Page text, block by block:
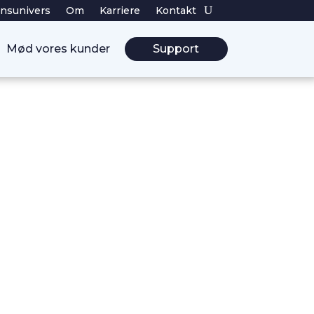
Om Karriere Kontakt
Mød vores kunder Support